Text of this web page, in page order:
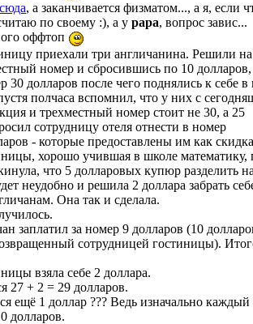
, а заканчивается физматом..., а я, если
по своему :), а у papa, вопрос завис...
оффтоп
приехали три англичанина. Решили
номер и сбросившись по 10 долларов,
30 долларов после чего поднялись к себе
полчаса вспомнил, что у них с
и трехместный номер стоит не 30, а 25
сотрудницу отеля отнести в номер
- которые предоставлены им как
хорошо учившая в школе математику,
что 5 долларовых купюр разделить
неудобно и решила 2 доллара забрать
Она так и сделала.
заплатил за номер 9 долларов (10
сотрудницей гостиницы).
взяла себе 2 доллара.
27 + 2 = 29 долларов.
ещё 1 доллар ??? Ведь изначально каждый
долларов.